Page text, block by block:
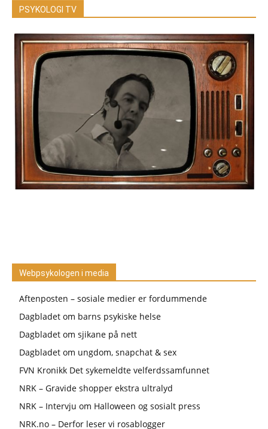
PSYKOLOGI TV
Webpsykologen i media
Aftenposten – sosiale medier er fordummende
Dagbladet om barns psykiske helse
Dagbladet om sjikane på nett
Dagbladet om ungdom, snapchat & sex
FVN Kronikk Det sykemeldte velferdssamfunnet
NRK – Gravide shopper ekstra ultralyd
NRK – Intervju om Halloween og sosialt press
NRK.no – Derfor leser vi rosablogger